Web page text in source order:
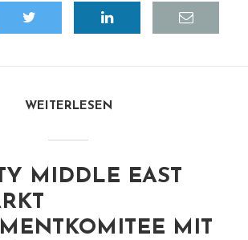
WEITERLESEN
MIDDLE EAST
MIT